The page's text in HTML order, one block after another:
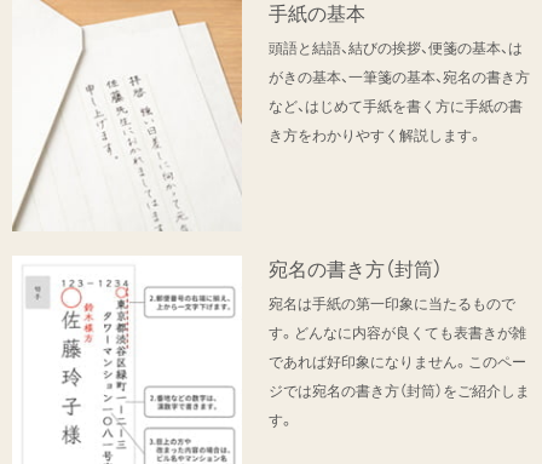
手紙の基本
頭語と結語、結びの挨拶、便箋の基本、は
がきの基本、一筆箋の基本、宛名の書き方
など、はじめて手紙を書く方に手紙の書
き方をわかりやすく解説します。
宛名の書き方（封筒）
宛名は手紙の第一印象に当たるもので
す。どんなに内容が良くても表書きが雑
であれば好印象になりません。このペー
ジでは宛名の書き方（封筒）をご紹介しま
す。